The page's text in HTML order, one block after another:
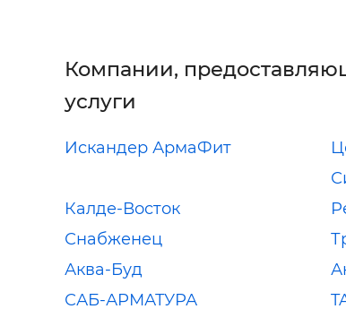
Компании,
услуги
Искандер АрмаФит
Калде-Восток
Снабженец
Аква-Буд
САБ-АРМАТУРА